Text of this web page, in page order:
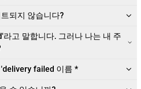
되지 않습니다?
고 말합니다. 그러나 나는 내 주
failed 이름 *